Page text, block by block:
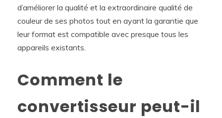
d’améliorer la qualité et la extraordinaire qualité de
couleur de ses photos tout en ayant la garantie que
leur format est compatible avec presque tous les
appareils existants.
Comment le
convertisseur peut-il